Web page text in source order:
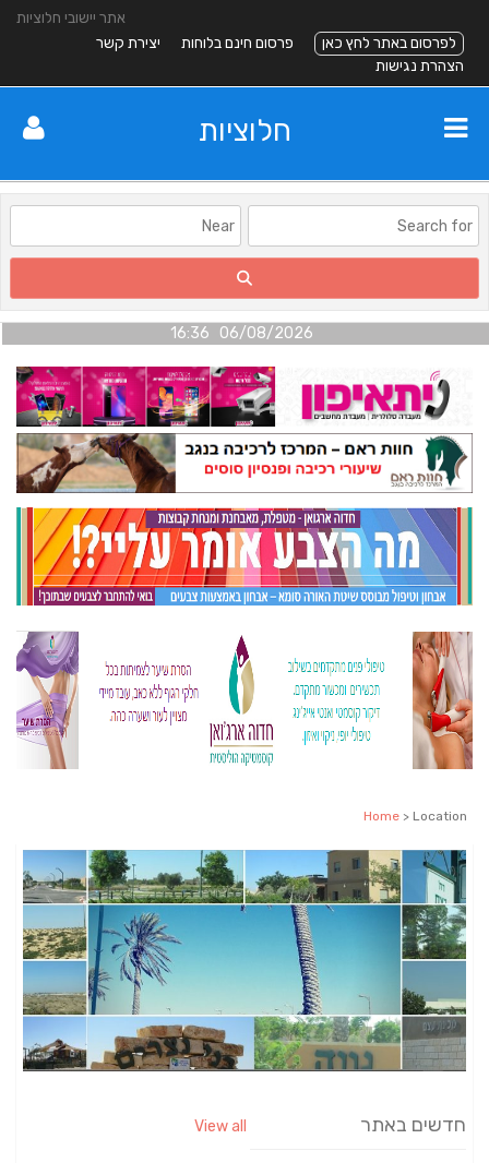
אתר יישובי חלוציות
לפרסום באתר לחץ כאן
פרסום חינם בלוחות
יצירת קשר
הצהרת נגישות
חלוציות
06/08/2026 16:36
Home > Location
חדשים באתר View all